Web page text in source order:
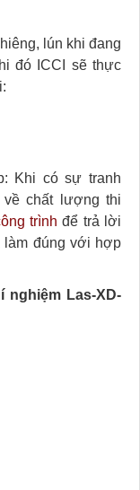
lún khi đang
đó ICCI sẽ thực
Khi có sự tranh
chất lượng thi
trình để trả lời
làm đúng với hợp
nghiệm Las-XD-